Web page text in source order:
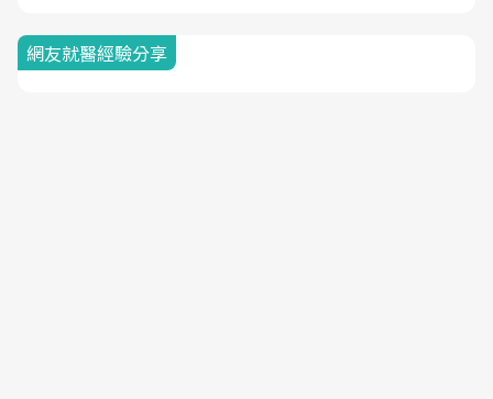
網友就醫經驗分享